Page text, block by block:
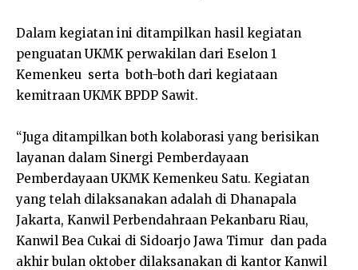
Dalam kegiatan ini ditampilkan hasil kegiatan
penguatan UKMK perwakilan dari Eselon 1
Kemenkeu serta both-both dari kegiataan
kemitraan UKMK BPDP Sawit.
“Juga ditampilkan both kolaborasi yang berisikan
layanan dalam Sinergi Pemberdayaan
Pemberdayaan UKMK Kemenkeu Satu. Kegiatan
yang telah dilaksanakan adalah di Dhanapala
Jakarta, Kanwil Perbendahraan Pekanbaru Riau,
Kanwil Bea Cukai di Sidoarjo Jawa Timur dan pada
akhir bulan oktober dilaksanakan di kantor Kanwil